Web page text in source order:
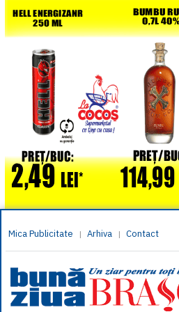
Mica Publicitate | Arhiva | Contact